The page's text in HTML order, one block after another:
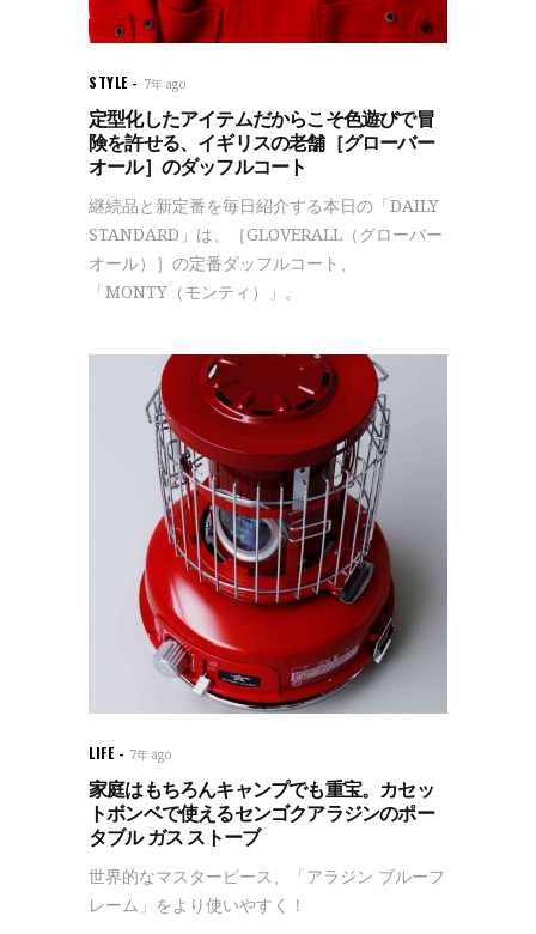
STYLE 7年 ago
定型化したアイテムだからこそ色遊びで冒
険を許せる、イギリスの老舗［グローバー
オール］のダッフルコート
継続品と新定番を毎日紹介する本日の「DAILY
STANDARD」は、［GLOVERALL（グローバー
オール）］の定番ダッフルコート、
「MONTY（モンティ）」。
LIFE 7年 ago
家庭はもちろんキャンプでも重宝。カセッ
トボンベで使えるセンゴクアラジンのポー
タブル ガス ストーブ
世界的なマスターピース、「アラジン ブルーフ
レーム」をより使いやすく！